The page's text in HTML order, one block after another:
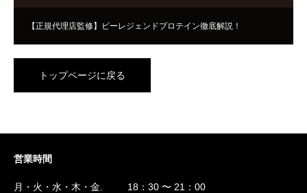
【正規代理店監修】ビーレジェンドプロテイン徹底解説！
トップページに戻る
営業時間
月・火・水・木・金. 18：30 〜 21：00